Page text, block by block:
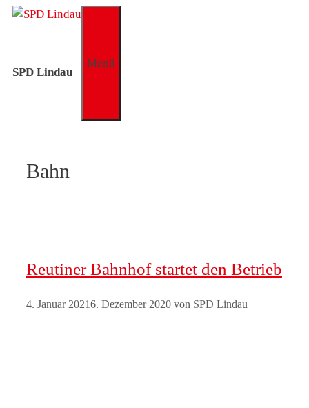
Zum
SPD Lindau
Menü
Bahn
Reutiner Bahnhof startet den Betrieb
4. Januar 20216. Dezember 2020 von SPD Lindau